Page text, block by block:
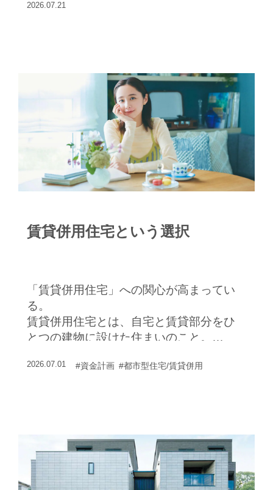
優美な雰囲気が味わえます。大開口サッ
シの外は公園の豊かな緑。カーテンを開
け放していても外からの視線が気になり
ません。リビングと段差なくつながるテ
ラスは自然を感じるアウトドアの憩いス
ペース。深い軒が陽差しを遮り、夏も快
適に過ごせるそうです。「春は公園の桜
が美しく、自宅にいながら花見が楽しめ
保しました。生活感が漂わないよう、カ
貸住宅はお互いの生活に干渉せずに暮ら
せるよう、玄関の位置を離し、方角も変
えて配置。さらに脱衣室のみ壁で接する
ようにした設計の工夫で、生活音の漏れ
サワホーム総合研究所監修の試行棟物件
も、夕方帰宅したときに涼しく感じま
す」とのこと。未来の断熱性能を先取り
した住み心地にも満足されています。
2026.07.21
賃貸併用住宅という選択
「賃貸併用住宅」への関心が高まってい
る。
賃貸併用住宅とは、自宅と賃貸部分をひ
とつの建物に設けた住まいのこと。
に建てたオーナーさまの声も聞きながら
2026.07.01 #資金計画 #都市型住宅/賃貸併用